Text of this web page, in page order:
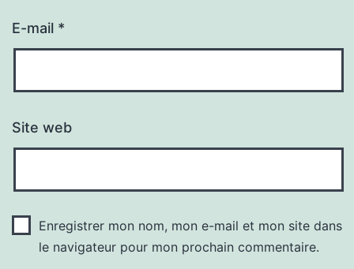
E-mail *
Site web
Enregistrer mon nom, mon e-mail et mon site dans
le navigateur pour mon prochain commentaire.